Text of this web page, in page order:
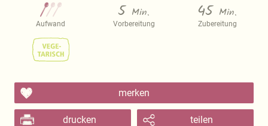
Aufwand
5 Min.
Vorbereitung
45 Min.
Zubereitung
merken
drucken teilen